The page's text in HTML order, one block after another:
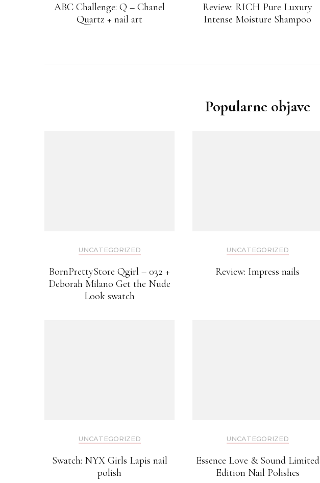
ABC Challenge: Q – Chanel
Quartz + nail art
Review: RICH Pure Luxury
Intense Moisture Shampoo
Popularne objave
UNCATEGORIZED
BornPrettyStore Qgirl – 032 +
Deborah Milano Get the Nude
Look swatch
UNCATEGORIZED
Review: Impress nails
UNCATEGORIZED
Swatch: NYX Girls Lapis nail
polish
UNCATEGORIZED
Essence Love & Sound Limited
Edition Nail Polishes